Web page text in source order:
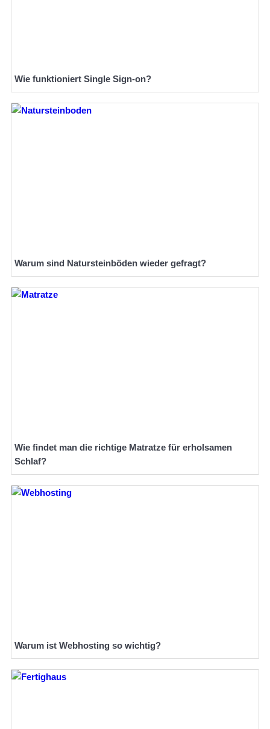
Wie funktioniert Single Sign-on?
Warum sind Natursteinböden wieder gefragt?
Wie findet man die richtige Matratze für erholsamen
Schlaf?
Warum ist Webhosting so wichtig?